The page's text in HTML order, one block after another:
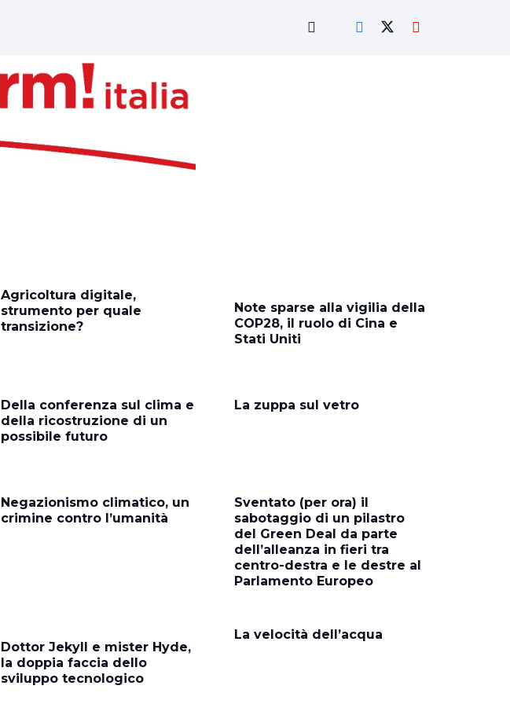
Agricoltura digitale,
strumento per quale
transizione?
Note sparse alla vigilia della
COP28, il ruolo di Cina e
Stati Uniti
Della conferenza sul clima e
della ricostruzione di un
possibile futuro
La zuppa sul vetro
Negazionismo climatico, un
crimine contro l’umanità
Sventato (per ora) il
sabotaggio di un pilastro
del Green Deal da parte
dell’alleanza in fieri tra
centro-destra e le destre al
Parlamento Europeo
Dottor Jekyll e mister Hyde,
la doppia faccia dello
sviluppo tecnologico
La velocità dell’acqua